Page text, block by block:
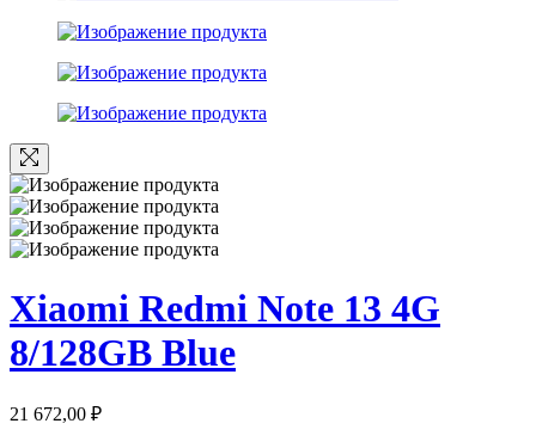
Xiaomi Redmi Note 13 4G
8/128GB Blue
21 672,00 ₽